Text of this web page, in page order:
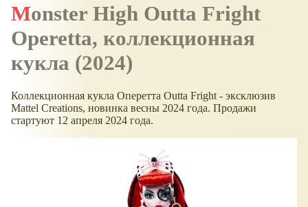
Monster High Outta Fright
Operetta, коллекционная
кукла (2024)
Коллекционная кукла Оперетта Outta Fright - эксклюзив
Mattel Creations, новинка весны 2024 года. Продажи
стартуют 12 апреля 2024 года.